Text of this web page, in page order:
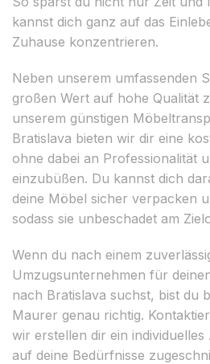
kannst dich ganz auf das
Zuhause konzentrieren.
Neben unserem umfassenden
großen Wert auf hohe Qualität
unserem günstigen
Bratislava bieten wir dir eine
ohne dabei an Professionalität
einzubüßen. Du kannst dich
deine Möbel sicher verpacken
sodass sie unbeschadet am
Wenn du nach einem
Umzugsunternehmen für
nach Bratislava suchst, bist du
Maurer genau richtig.
wir erstellen dir ein individuelles
auf deine Bedürfnisse